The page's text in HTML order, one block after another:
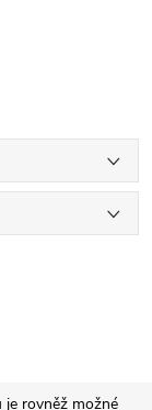
rovněž možné